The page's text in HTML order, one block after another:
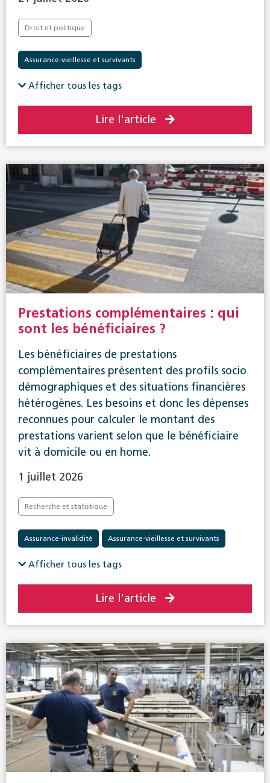
Droit et politique
Assurance-vieillesse et survivants
Afficher tous les tags
Lire l'article
Prestations complémentaires : qui
sont les bénéficiaires ?
Les bénéficiaires de prestations
complémentaires présentent des profils socio
démographiques et des situations financières
hétérogènes. Les besoins et donc les dépenses
reconnues pour calculer le montant des
prestations varient selon que le bénéficiaire
vit à domicile ou en home.
1 juillet 2026
Recherche et statistique
Assurance-invalidité Assurance-vieillesse et survivants
Prestations complémentaires
Afficher tous les tags
Lire l'article